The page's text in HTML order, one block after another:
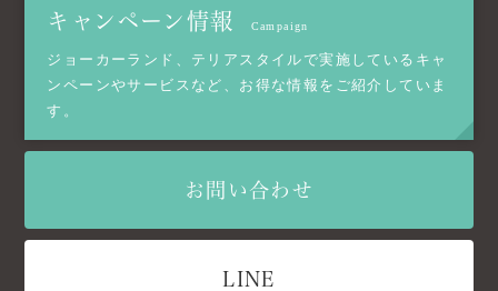
キャンペーン情報 Campaign
ジョーカーランド、テリアスタイルで実施しているキャ
ンペーンやサービスなど、お得な情報をご紹介していま
す。
お問い合わせ
LINE